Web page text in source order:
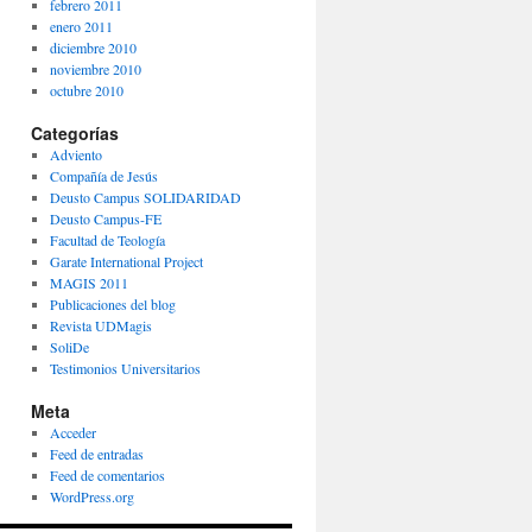
febrero 2011
enero 2011
diciembre 2010
noviembre 2010
octubre 2010
Categorías
Adviento
Compañía de Jesús
Deusto Campus SOLIDARIDAD
Deusto Campus-FE
Facultad de Teología
Garate International Project
MAGIS 2011
Publicaciones del blog
Revista UDMagis
SoliDe
Testimonios Universitarios
Meta
Acceder
Feed de entradas
Feed de comentarios
WordPress.org